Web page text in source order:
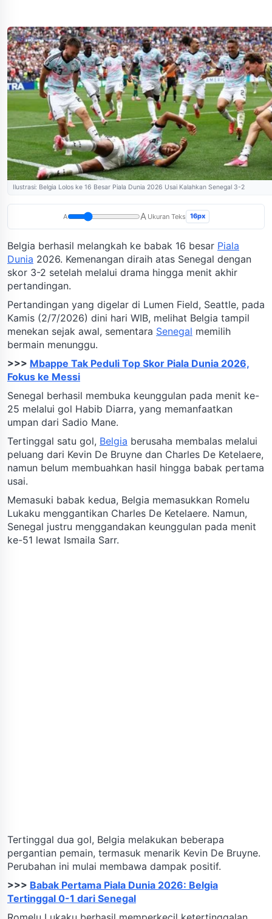
Ilustrasi: Belgia Lolos ke 16 Besar Piala Dunia 2026 Usai Kalahkan Senegal 3-2
A A Ukuran Teks 16px
Belgia berhasil melangkah ke babak 16 besar Piala
Dunia 2026. Kemenangan diraih atas Senegal dengan
skor 3-2 setelah melalui drama hingga menit akhir
pertandingan.
Pertandingan yang digelar di Lumen Field, Seattle, pada
Kamis (2/7/2026) dini hari WIB, melihat Belgia tampil
menekan sejak awal, sementara Senegal memilih
bermain menunggu.
>>> Mbappe Tak Peduli Top Skor Piala Dunia 2026,
Fokus ke Messi
Senegal berhasil membuka keunggulan pada menit ke-
25 melalui gol Habib Diarra, yang memanfaatkan
umpan dari Sadio Mane.
Tertinggal satu gol, Belgia berusaha membalas melalui
peluang dari Kevin De Bruyne dan Charles De Ketelaere,
namun belum membuahkan hasil hingga babak pertama
usai.
Memasuki babak kedua, Belgia memasukkan Romelu
Lukaku menggantikan Charles De Ketelaere. Namun,
Senegal justru menggandakan keunggulan pada menit
ke-51 lewat Ismaila Sarr.
Tertinggal dua gol, Belgia melakukan beberapa
pergantian pemain, termasuk menarik Kevin De Bruyne.
Perubahan ini mulai membawa dampak positif.
>>> Babak Pertama Piala Dunia 2026: Belgia
Tertinggal 0-1 dari Senegal